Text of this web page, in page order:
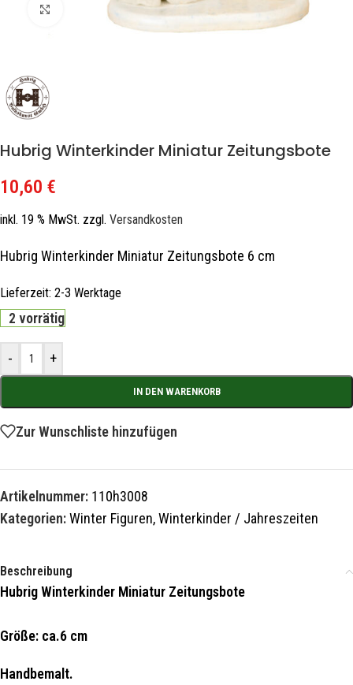
Zum Vergrößern klicken
Hubrig Winterkinder Miniatur Zeitungsbote
10,60 €
inkl. 19 % MwSt. zzgl. Versandkosten
Hubrig Winterkinder Miniatur Zeitungsbote 6 cm
Lieferzeit: 2-3 Werktage
2 vorrätig
- +
IN DEN WARENKORB
Zur Wunschliste hinzufügen
Artikelnummer: 110h3008
Kategorien:Winter Figuren,Winterkinder / Jahreszeiten
Beschreibung
Hubrig Winterkinder Miniatur Zeitungsbote
Größe: ca.6 cm
Handbemalt.